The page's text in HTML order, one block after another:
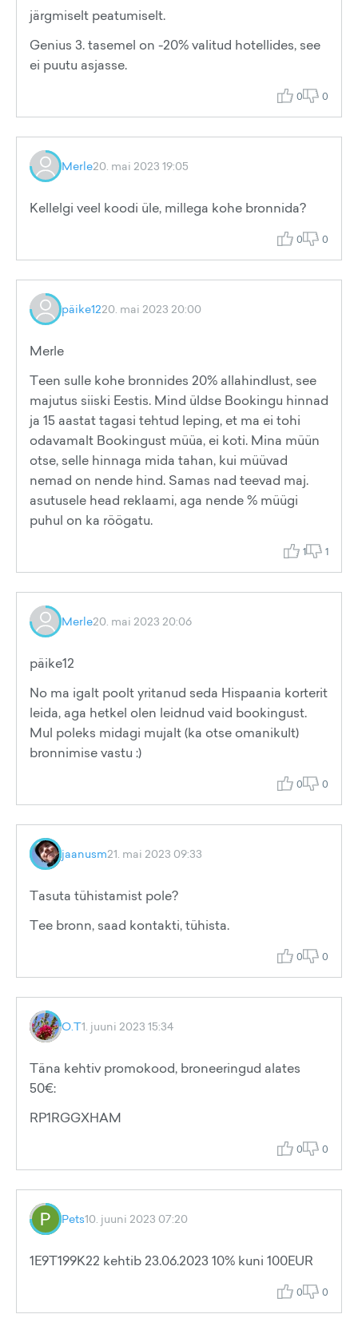
järgmiselt peatumiselt.
Genius 3. tasemel on -20% valitud hotellides, see
ei puutu asjasse.
0 0
Merle20. mai 2023 19:05
Kellelgi veel koodi üle, millega kohe bronnida?
0 0
päike1220. mai 2023 20:00
Merle
Teen sulle kohe bronnides 20% allahindlust, see
majutus siiski Eestis. Mind üldse Bookingu hinnad
ja 15 aastat tagasi tehtud leping, et ma ei tohi
odavamalt Bookingust müüa, ei koti. Mina müün
otse, selle hinnaga mida tahan, kui müüvad
nemad on nende hind. Samas nad teevad maj.
asutusele head reklaami, aga nende % müügi
puhul on ka röögatu.
1 1
Merle20. mai 2023 20:06
päike12
No ma igalt poolt yritanud seda Hispaania korterit
leida, aga hetkel olen leidnud vaid bookingust.
Mul poleks midagi mujalt (ka otse omanikult)
bronnimise vastu :)
0 0
jaanusm21. mai 2023 09:33
Tasuta tühistamist pole?
Tee bronn, saad kontakti, tühista.
0 0
O.T1. juuni 2023 15:34
Täna kehtiv promokood, broneeringud alates
50€:
RP1RGGXHAM
0 0
Pets10. juuni 2023 07:20
1E9T199K22 kehtib 23.06.2023 10% kuni 100EUR
0 0